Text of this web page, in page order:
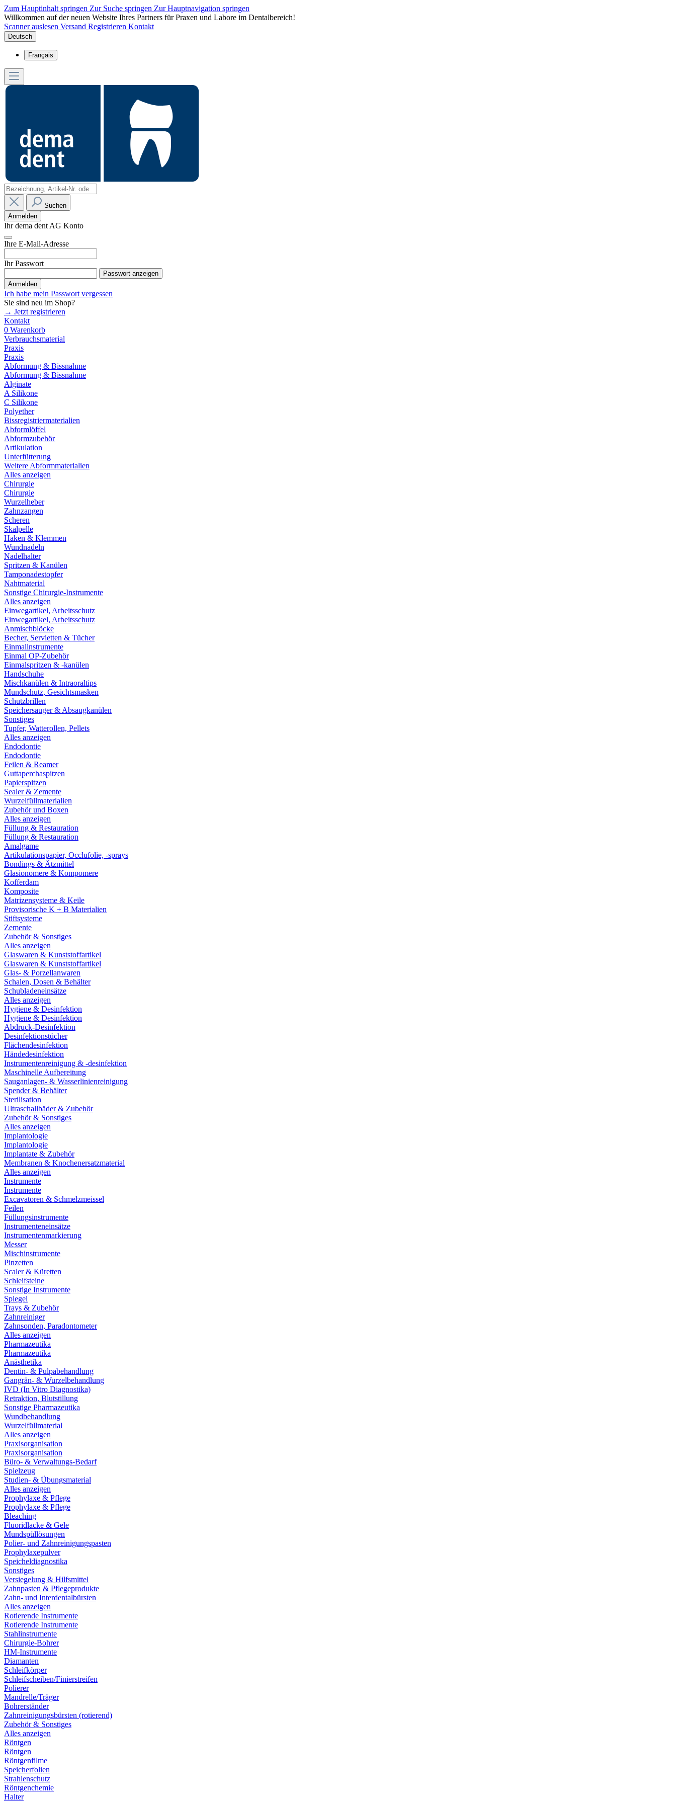
Zum Hauptinhalt springen Zur Suche springen Zur Hauptnavigation springen
Willkommen auf der neuen Website Ihres Partners für Praxen und Labore im Dentalbereich!
Scanner auslesen Versand Registrieren Kontakt
Deutsch
Français
Suchen
Anmelden
Ihr dema dent AG Konto
Ihre E-Mail-Adresse
Ihr Passwort
Passwort anzeigen
Anmelden
Ich habe mein Passwort vergessen
Sie sind neu im Shop?
→ Jetzt registrieren
Kontakt
0 Warenkorb
Verbrauchsmaterial
Praxis
Praxis
Abformung & Bissnahme
Abformung & Bissnahme
Alginate
A Silikone
C Silikone
Polyether
Bissregistriermaterialien
Abformlöffel
Abformzubehör
Artikulation
Unterfütterung
Weitere Abformmaterialien
Alles anzeigen
Chirurgie
Chirurgie
Wurzelheber
Zahnzangen
Scheren
Skalpelle
Haken & Klemmen
Wundnadeln
Nadelhalter
Spritzen & Kanülen
Tamponadestopfer
Nahtmaterial
Sonstige Chirurgie-Instrumente
Alles anzeigen
Einwegartikel, Arbeitsschutz
Einwegartikel, Arbeitsschutz
Anmischblöcke
Becher, Servietten & Tücher
Einmalinstrumente
Einmal OP-Zubehör
Einmalspritzen & -kanülen
Handschuhe
Mischkanülen & Intraoraltips
Mundschutz, Gesichtsmasken
Schutzbrillen
Speichersauger & Absaugkanülen
Sonstiges
Tupfer, Watterollen, Pellets
Alles anzeigen
Endodontie
Endodontie
Feilen & Reamer
Guttaperchaspitzen
Papierspitzen
Sealer & Zemente
Wurzelfüllmaterialien
Zubehör und Boxen
Alles anzeigen
Füllung & Restauration
Füllung & Restauration
Amalgame
Artikulationspapier, Occlufolie, -sprays
Bondings & Ätzmittel
Glasionomere & Kompomere
Kofferdam
Komposite
Matrizensysteme & Keile
Provisorische K + B Materialien
Stiftsysteme
Zemente
Zubehör & Sonstiges
Alles anzeigen
Glaswaren & Kunststoffartikel
Glaswaren & Kunststoffartikel
Glas- & Porzellanwaren
Schalen, Dosen & Behälter
Schubladeneinsätze
Alles anzeigen
Hygiene & Desinfektion
Hygiene & Desinfektion
Abdruck-Desinfektion
Desinfektionstücher
Flächendesinfektion
Händedesinfektion
Instrumentenreinigung & -desinfektion
Maschinelle Aufbereitung
Sauganlagen- & Wasserlinienreinigung
Spender & Behälter
Sterilisation
Ultraschallbäder & Zubehör
Zubehör & Sonstiges
Alles anzeigen
Implantologie
Implantologie
Implantate & Zubehör
Membranen & Knochenersatzmaterial
Alles anzeigen
Instrumente
Instrumente
Excavatoren & Schmelzmeissel
Feilen
Füllungsinstrumente
Instrumenteneinsätze
Instrumentenmarkierung
Messer
Mischinstrumente
Pinzetten
Scaler & Küretten
Schleifsteine
Sonstige Instrumente
Spiegel
Trays & Zubehör
Zahnreiniger
Zahnsonden, Paradontometer
Alles anzeigen
Pharmazeutika
Pharmazeutika
Anästhetika
Dentin- & Pulpabehandlung
Gangrän- & Wurzelbehandlung
IVD (In Vitro Diagnostika)
Retraktion, Blutstillung
Sonstige Pharmazeutika
Wundbehandlung
Wurzelfüllmaterial
Alles anzeigen
Praxisorganisation
Praxisorganisation
Büro- & Verwaltungs-Bedarf
Spielzeug
Studien- & Übungsmaterial
Alles anzeigen
Prophylaxe & Pflege
Prophylaxe & Pflege
Bleaching
Fluoridlacke & Gele
Mundspüllösungen
Polier- und Zahnreinigungspasten
Prophylaxepulver
Speicheldiagnostika
Sonstiges
Versiegelung & Hilfsmittel
Zahnpasten & Pflegeprodukte
Zahn- und Interdentalbürsten
Alles anzeigen
Rotierende Instrumente
Rotierende Instrumente
Stahlinstrumente
Chirurgie-Bohrer
HM-Instrumente
Diamanten
Schleifkörper
Schleifscheiben/Finierstreifen
Polierer
Mandrelle/Träger
Bohrerständer
Zahnreinigungsbürsten (rotierend)
Zubehör & Sonstiges
Alles anzeigen
Röntgen
Röntgen
Röntgenfilme
Speicherfolien
Strahlenschutz
Röntgenchemie
Halter